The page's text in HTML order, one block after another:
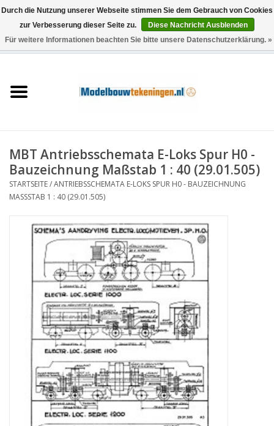
0 Artikel - €0,00
Schiffe
Holzbau
Landschaft
Maschinen
Dokumentation
Zeitschriften
Neue Zeichnungen
NEUE ZEITSCHRIFTEN
ABONNEMENT DER
MODELLBAUER
MBT Antriebsschemata E-Loks Spur H0 -
Bauzeichnung Maßstab 1 : 40 (29.01.505)
STARTSEITE/ANTRIEBSSCHEMATA E-LOKS SPUR H0 - BAUZEICHNUNG
MASSSTAB 1 : 40 (29.01.505)
Durch die Nutzung unserer Webseite stimmen Sie dem Gebrauch von Cookies
zur Verbesserung dieser Seite zu.
Diese Nachricht Ausblenden
Für weitere Informationen beachten Sie bitte unsere Datenschutzerklärung. »